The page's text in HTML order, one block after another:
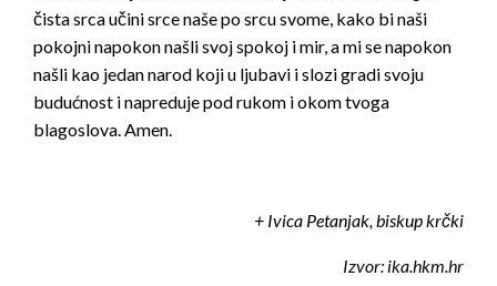
čista srca učini srce naše po srcu svome, kako bi naši
pokojni napokon našli svoj spokoj i mir, a mi se napokon
našli kao jedan narod koji u ljubavi i slozi gradi svoju
budućnost i napreduje pod rukom i okom tvoga
blagoslova. Amen.
+ Ivica Petanjak, biskup krčki
Izvor: ika.hkm.hr